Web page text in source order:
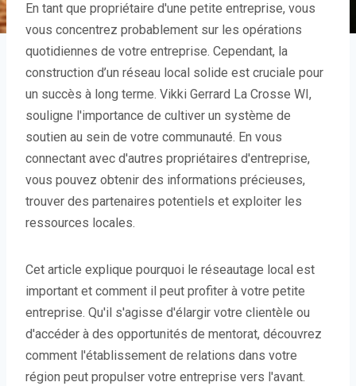
En tant que propriétaire d'une petite entreprise, vous
vous concentrez probablement sur les opérations
quotidiennes de votre entreprise. Cependant, la
construction d’un réseau local solide est cruciale pour
un succès à long terme. Vikki Gerrard La Crosse WI,
souligne l'importance de cultiver un système de
soutien au sein de votre communauté. En vous
connectant avec d'autres propriétaires d'entreprise,
vous pouvez obtenir des informations précieuses,
trouver des partenaires potentiels et exploiter les
ressources locales.
Cet article explique pourquoi le réseautage local est
important et comment il peut profiter à votre petite
entreprise. Qu'il s'agisse d'élargir votre clientèle ou
d'accéder à des opportunités de mentorat, découvrez
comment l'établissement de relations dans votre
région peut propulser votre entreprise vers l'avant.